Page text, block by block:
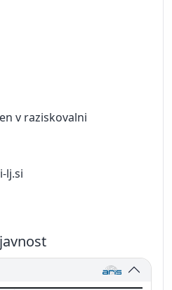
v raziskovalni
lj.si